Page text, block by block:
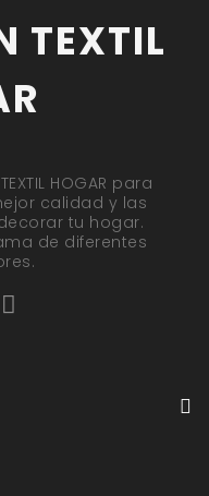
TEXTIL
HOGAR para
calidad y las
tu hogar.
de diferentes